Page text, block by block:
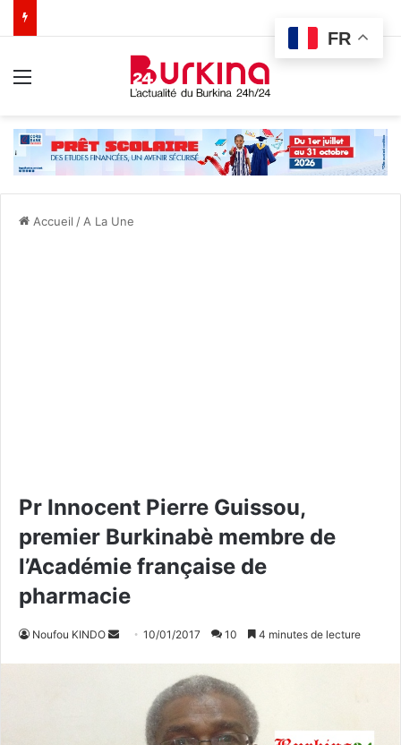
Accueil / A La Une
Pr Innocent Pierre Guissou,
premier Burkinabè membre de
l’Académie française de
pharmacie
Noufou KINDO 10/01/2017 10 4 minutes de lecture
FR